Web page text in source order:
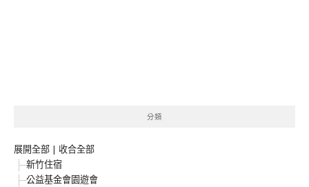
分類
展開全部 | 收合全部
新竹住宿
公益基金會園遊會